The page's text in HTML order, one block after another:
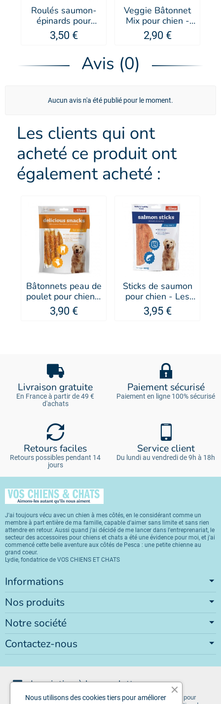
Roulés saumon-
épinards pour
chien - Les Filous
3,50 €
Veggie Bâtonnet
Mix pour chien -
Beeztees
2,90 €
Avis (0)
Aucun avis n'a été publié pour le moment.
Les clients qui ont
acheté ce produit ont
également acheté :
Bâtonnets peau de
poulet pour chien -
Les Filous
3,90 €
Sticks de saumon
pour chien - Les
Filous
3,95 €
Livraison gratuite
En France à partir de 49 €
d'achats
Paiement sécurisé
Paiement en ligne 100% sécurisé
Retours faciles
Retours possibles pendant 14
jours
Service client
Du lundi au vendredi de 9h à 18h
J'ai toujours vécu avec un chien à mes côtés, en le considérant comme un
membre à part entière de ma famille, capable d'aimer sans limite et sans rien
attendre en retour. Aussi quand j'ai décidé de me lancer dans l'entreprenariat, le
secteur des accessoires pour chiens et chats a été une évidence pour moi, et j'ai
commencé cette belle aventure aux côtés de Pesca : une petite chienne au
grand coeur.
Lydie, fondatrice de VOS CHIENS ET CHATS
Informations
Nos produits
Notre société
Contactez-nous
Inscription à la newsletter
Vous pouvez vous désinscrire à tout moment. Vous trouverez pour
Nous utilisons des cookies tiers pour améliorer